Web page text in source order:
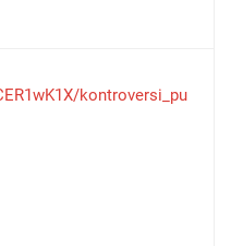
kontroversi_pu